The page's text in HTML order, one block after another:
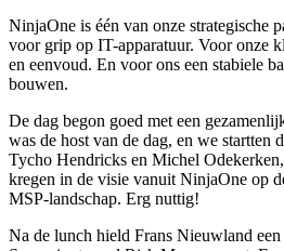
NinjaOne is één van onze strategische
voor grip op IT-apparatuur. Voor onze
en eenvoud. En voor ons een stabiele
bouwen.
De dag begon goed met een
was de host van de dag, en we startten
Tycho Hendricks en Michel
kregen in de visie vanuit NinjaOne op
MSP-landschap. Erg nuttig!
Na de lunch hield Frans Nieuwland